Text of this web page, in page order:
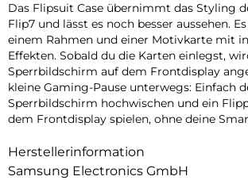
Das Flipsuit Case übernimmt das Styling
Flip7 und lässt es noch besser aussehen.
einem Rahmen und einer Motivkarte mit
Effekten. Sobald du die Karten einlegst,
Sperrbildschirm auf dem Frontdisplay
kleine Gaming-Pause unterwegs: Einfach
Sperrbildschirm hochwischen und ein
dem Frontdisplay spielen, ohne deine
Herstellerinformation
Samsung Electronics GmbH